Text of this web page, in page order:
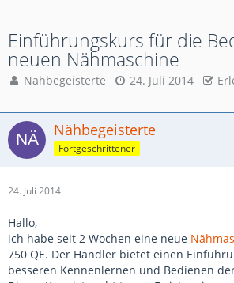
Einführungskurs für die
neuen Nähmaschine
Nähbegeisterte 24. Juli 2014
Nähbegeisterte
Fortgeschrittener
24. Juli 2014
Hallo,
ich habe seit 2 Wochen eine neue
750 QE. Der Händler bietet einen
besseren Kennenlernen und Bedienen